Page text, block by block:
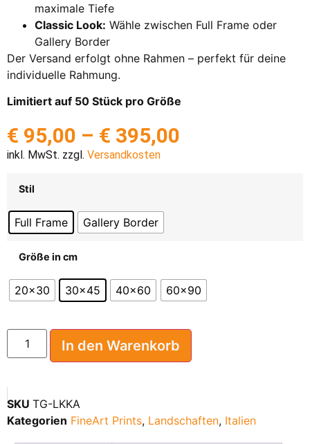
maximale Tiefe
Classic Look: Wähle zwischen Full Frame oder
Gallery Border
Der Versand erfolgt ohne Rahmen – perfekt für deine
individuelle Rahmung.
Limitiert auf 50 Stück pro Größe
€ 95,00 – € 395,00
inkl. MwSt. zzgl. Versandkosten
Stil
Full Frame Gallery Border
Größe in cm
20x30 30x45 40x60 60x90
In den Warenkorb
SKU TG-LKKA
Kategorien FineArt Prints, Landschaften, Italien